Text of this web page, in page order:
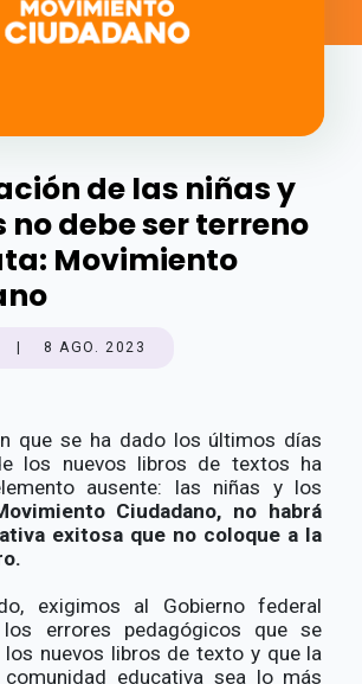
de las niñas y
no debe ser terreno
Movimiento
8 AGO. 2023
que se ha dado los últimos días
los nuevos libros de textos ha
ausente: las niñas y los
Ciudadano, no habrá
exitosa que no coloque a la
exigimos al Gobierno federal
errores pedagógicos que se
los nuevos libros de texto y que la
educativa sea lo más